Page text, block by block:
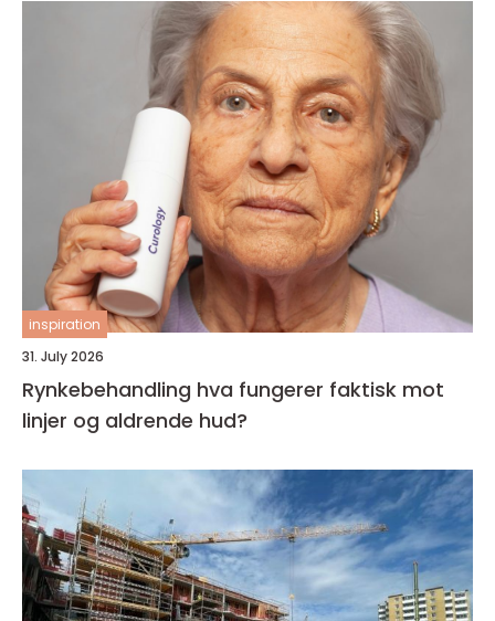
inspiration
31. July 2026
Rynkebehandling hva fungerer faktisk mot
linjer og aldrende hud?